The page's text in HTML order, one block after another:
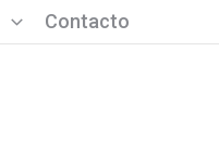
Contacto